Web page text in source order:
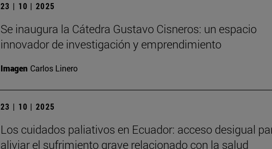
23 | 10 | 2025
Se inaugura la Cátedra Gustavo Cisneros: un espacio
innovador de investigación y emprendimiento
Imagen Carlos Linero
23 | 10 | 2025
Los cuidados paliativos en Ecuador: acceso desigual
aliviar el sufrimiento grave relacionado con la salud